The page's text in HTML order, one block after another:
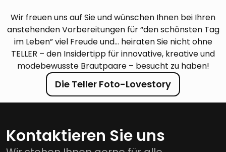
Wir freuen uns auf Sie und wünschen Ihnen bei Ihren
anstehenden Vorbereitungen für “den schönsten Tag
im Leben” viel Freude und... heiraten Sie nicht ohne
TELLER – den Insidertipp für innovative, kreative und
modebewusste Brautpaare – besucht zu haben!
Die Teller Foto-Lovestory
Kontaktieren Sie uns